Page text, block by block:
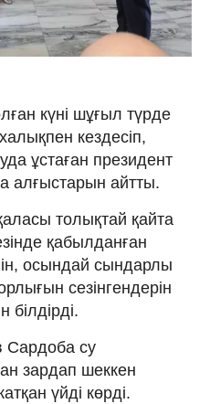
күні шұғыл түрде
кездесіп,
ұстаған президент
алғыстарын айтты.
толықтай қайта
қабылданған
осындай сындарлы
сезінгендерін
Сардоба су
зардап шеккен
үйді көрді.